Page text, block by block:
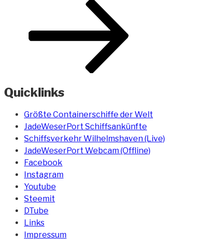
Quicklinks
Größte Containerschiffe der Welt
JadeWeserPort Schiffsankünfte
Schiffsverkehr Wilhelmshaven (Live)
JadeWeserPort Webcam (Offline)
Facebook
Instagram
Youtube
Steemit
DTube
Links
Impressum